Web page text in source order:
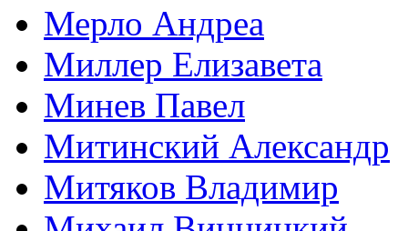
Мерло Андреа
Миллер Елизавета
Минев Павел
Митинский Александр
Митяков Владимир